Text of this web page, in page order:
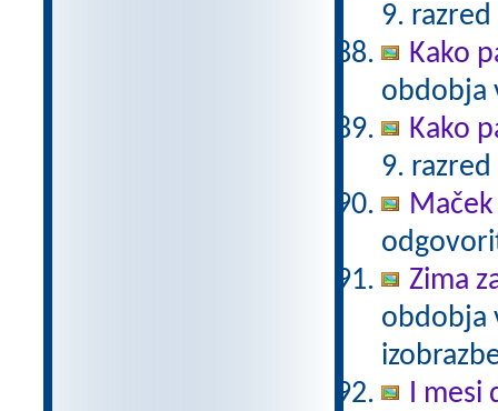
9.
Kako
obdobja
Kako
9.
Zima
obdobja
I mesi